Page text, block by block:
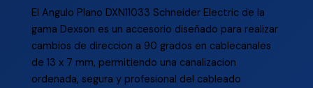
El Angulo Plano DXN11033 Schneider Electric de la
gama Dexson es un accesorio diseñado para realizar
cambios de direccion a 90 grados en cablecanales
de 13 x 7 mm, permitiendo una canalizacion
ordenada, segura y profesional del cableado